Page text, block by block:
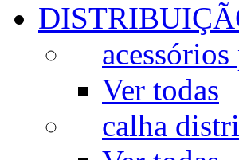
Ver todas
calha